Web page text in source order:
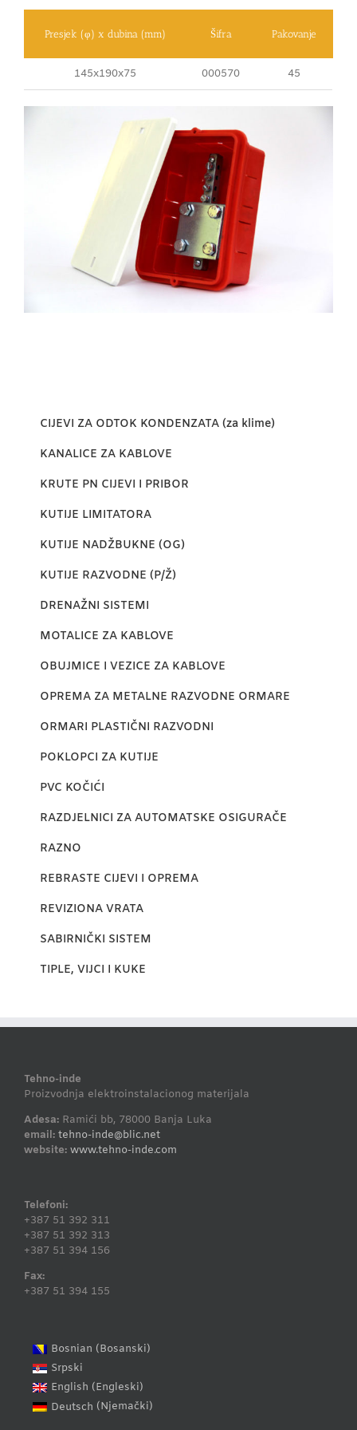
Presjek (φ) x dubina (mm) Šifra Pakovanje
145x190x75 000570 45
CIJEVI ZA ODTOK KONDENZATA (za klime)
KANALICE ZA KABLOVE
KRUTE PN CIJEVI I PRIBOR
KUTIJE LIMITATORA
KUTIJE NADŽBUKNE (OG)
KUTIJE RAZVODNE (P/Ž)
DRENAŽNI SISTEMI
MOTALICE ZA KABLOVE
OBUJMICE I VEZICE ZA KABLOVE
OPREMA ZA METALNE RAZVODNE ORMARE
ORMARI PLASTIČNI RAZVODNI
POKLOPCI ZA KUTIJE
PVC KOČIĆI
RAZDJELNICI ZA AUTOMATSKE OSIGURAČE
RAZNO
REBRASTE CIJEVI I OPREMA
REVIZIONA VRATA
SABIRNIČKI SISTEM
TIPLE, VIJCI I KUKE
Tehno-inde
Proizvodnja elektroinstalacionog materijala
Adesa: Ramići bb, 78000 Banja Luka
email: tehno-inde@blic.net
website: www.tehno-inde.com
Telefoni:
+387 51 392 311
+387 51 392 313
+387 51 394 156
Fax:
+387 51 394 155
Bosnian (Bosanski)
Srpski
English (Engleski)
Deutsch (Njemački)